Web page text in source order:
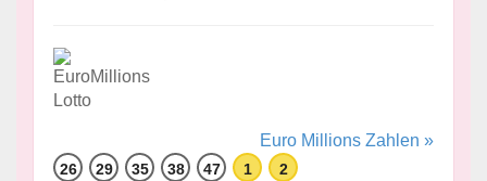
Euro Millions Zahlen »
26 29 35 38 47 1 2